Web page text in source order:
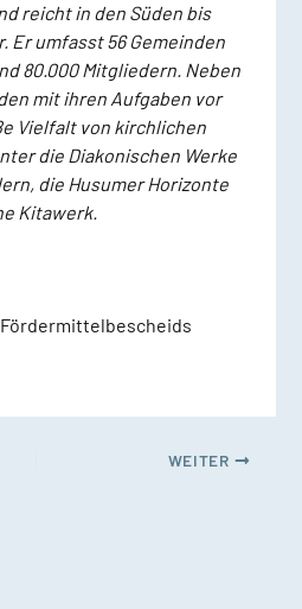
reicht in den Süden bis
Er umfasst 56 Gemeinden
80.000 Mitgliedern. Neben
mit ihren Aufgaben vor
Vielfalt von kirchlichen
die Diakonischen Werke
die Husumer Horizonte
Kitawerk.
WEITER